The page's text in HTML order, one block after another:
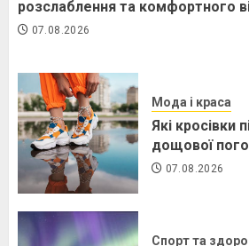
розслаблення та комфортного
07.08.2026
Мода і краса
Які кросівки
дощової
07.08.2026
Спорт та